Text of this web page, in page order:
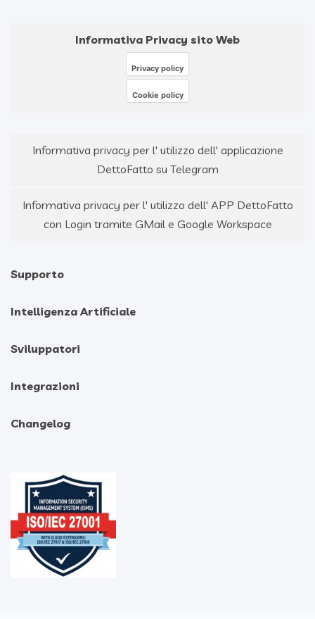
Informativa Privacy sito Web
Privacy policy
Cookie policy
Informativa privacy per l' utilizzo dell' applicazione
DettoFatto su Telegram
Informativa privacy per l' utilizzo dell' APP DettoFatto
con Login tramite GMail e Google Workspace
Supporto
Intelligenza Artificiale
Sviluppatori
Integrazioni
Changelog